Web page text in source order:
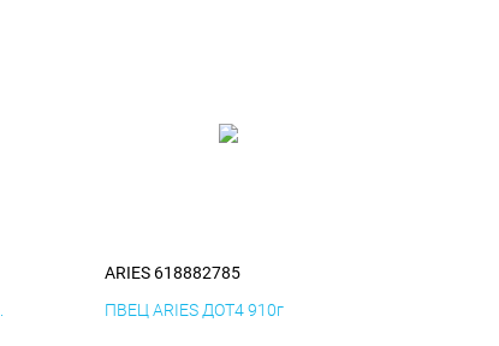
ARIES 618882785
ПВЕЦ ARIES ДОТ4 910г